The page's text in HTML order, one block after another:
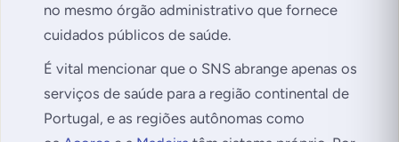
no mesmo órgão administrativo que fornece
cuidados públicos de saúde.
É vital mencionar que o SNS abrange apenas os
serviços de saúde para a região continental de
Portugal, e as regiões autônomas como